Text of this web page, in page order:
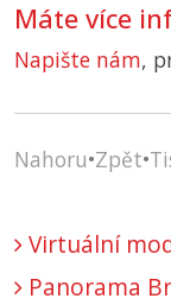
Máte více
Napište nám,
Nahoru•Zpět•
Virtuální
Panorama